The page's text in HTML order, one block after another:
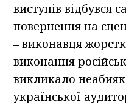
виступів відбувся
повернення на
– виконавця
виконання
викликало
української